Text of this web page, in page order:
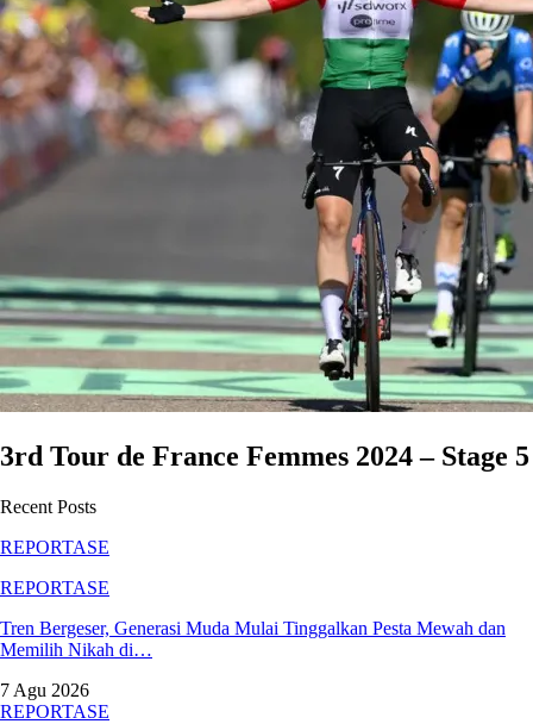
3rd Tour de France Femmes 2024 – Stage 5
Recent Posts
REPORTASE
REPORTASE
Tren Bergeser, Generasi Muda Mulai Tinggalkan Pesta Mewah dan
Memilih Nikah di…
7 Agu 2026
REPORTASE